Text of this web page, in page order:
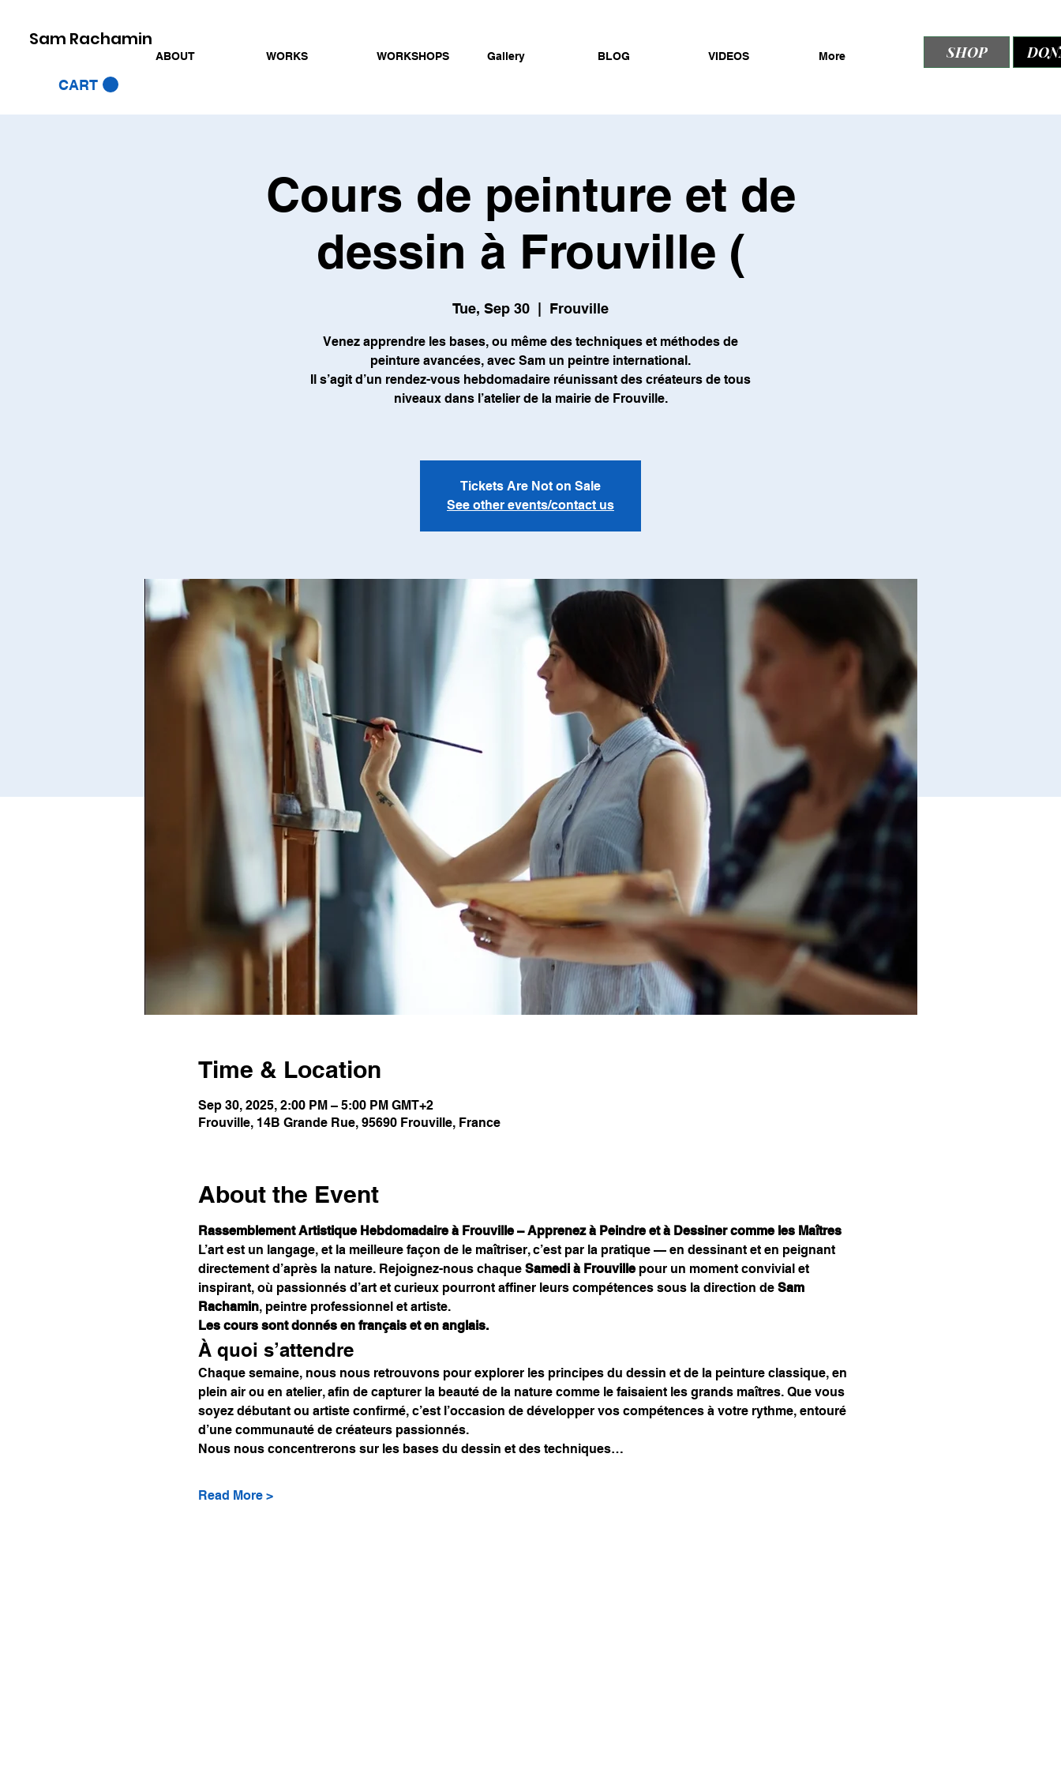
Sam Rachamin
CART
ABOUT WORKS WORKSHOPS Gallery BLOG VIDEOS More SHOP
Cours de peinture et de
dessin à Frouville (
Tue, Sep 30 Frouville
Venez apprendre les bases, ou même des techniques et méthodes de
peinture avancées, avec Sam un peintre international.
Il s’agit d’un rendez-vous hebdomadaire réunissant des créateurs de tous
niveaux dans l’atelier de la mairie de Frouville.
Tickets Are Not on Sale
See other events/contact us
Time & Location
Sep 30, 2025, 2:00 PM – 5:00 PM GMT+2
Frouville, 14B Grande Rue, 95690 Frouville, France
About the Event
Rassemblement Artistique Hebdomadaire à Frouville – Apprenez à Peindre et à Dessiner comme les Maîtres
L’art est un langage, et la meilleure façon de le maîtriser, c’est par la pratique — en dessinant et en peignant
directement d’après la nature. Rejoignez-nous chaque Samedi à Frouville pour un moment convivial et
inspirant, où passionnés d’art et curieux pourront affiner leurs compétences sous la direction de Sam
Rachamin, peintre professionnel et artiste.
Les cours sont donnés en français et en anglais.
À quoi s’attendre
Chaque semaine, nous nous retrouvons pour explorer les principes du dessin et de la peinture classique, en
plein air ou en atelier, afin de capturer la beauté de la nature comme le faisaient les grands maîtres. Que vous
soyez débutant ou artiste confirmé, c’est l’occasion de développer vos compétences à votre rythme, entouré
d’une communauté de créateurs passionnés.
Nous nous concentrerons sur les bases du dessin et des techniques…
Read More >